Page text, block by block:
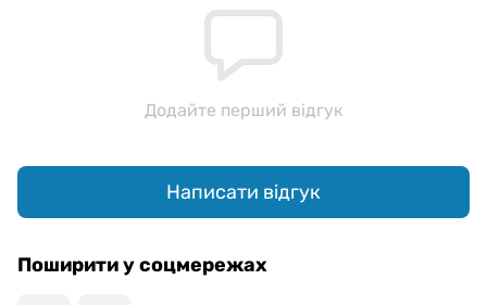
Додайте перший відгук
Написати відгук
Поширити у соцмережах